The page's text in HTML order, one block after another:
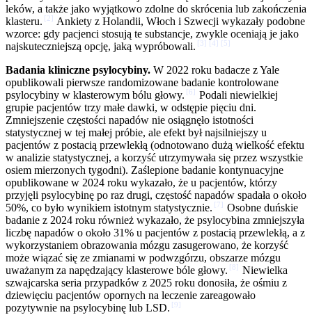
leków, a także jako wyjątkowo zdolne do skrócenia lub zakończenia
klasteru. [ 2 ] Ankiety z Holandii, Włoch i Szwecji wykazały podobne
wzorce: gdy pacjenci stosują te substancje, zwykle oceniają je jako
najskuteczniejszą opcję, jaką wypróbowali. [ 3 ] [4 ] [ 5 ]
Badania kliniczne psylocybiny. W 2022 roku badacze z Yale
opublikowali pierwsze randomizowane badanie kontrolowane
psylocybiny w klasterowym bólu głowy. [ 6 ] Podali niewielkiej
grupie pacjentów trzy małe dawki, w odstępie pięciu dni.
Zmniejszenie częstości napadów nie osiągnęło istotności
statystycznej w tej małej próbie, ale efekt był najsilniejszy u
pacjentów z postacią przewlekłą (odnotowano dużą wielkość efektu
w analizie statystycznej, a korzyść utrzymywała się przez wszystkie
osiem mierzonych tygodni). Zaślepione badanie kontynuacyjne
opublikowane w 2024 roku wykazało, że u pacjentów, którzy
przyjęli psylocybinę po raz drugi, częstość napadów spadała o około
50%, co było wynikiem istotnym statystycznie. [ 7 ] Osobne duńskie
badanie z 2024 roku również wykazało, że psylocybina zmniejszyła
liczbę napadów o około 31% u pacjentów z postacią przewlekłą, a z
wykorzystaniem obrazowania mózgu zasugerowano, że korzyść
może wiązać się ze zmianami w podwzgórzu, obszarze mózgu
uważanym za napędzający klasterowe bóle głowy. [ 8 ] Niewielka
szwajcarska seria przypadków z 2025 roku donosiła, że ośmiu z
dziewięciu pacjentów opornych na leczenie zareagowało
pozytywnie na psylocybinę lub LSD. [ 9 ]